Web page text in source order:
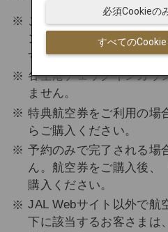
ご購入はチェックイン前
ンを含む）および国際線
す。
各空港チェックインカウ
ません。
特典航空券をご利用の場
らご購入ください。
予約のみで完了される場
ん。航空券をご購入後、
購入ください。
JAL Webサイト以外で航
下に該当するお客さまは
すべての
必須Cookieの